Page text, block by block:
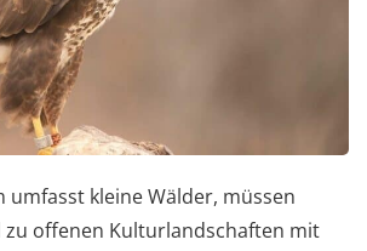
umfasst kleine Wälder, müssen
zu offenen Kulturlandschaften mit